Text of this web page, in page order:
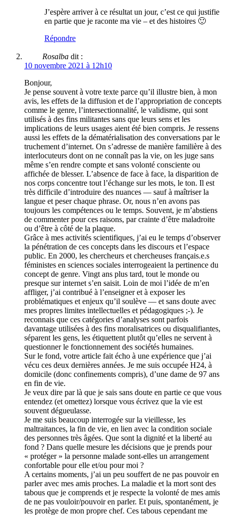
J’espère arriver à ce résultat un jour, c’est ce qui justifie
en partie que je raconte ma vie – et des histoires 🙂
Répondre
Rosalba dit :
10 novembre 2021 à 12h10
Bonjour,
Je pense souvent à votre texte parce qu’il illustre bien, à mon
avis, les effets de la diffusion et de l’appropriation de concepts
comme le genre, l’intersectionnalité, le validisme, qui sont
utilisés à des fins militantes sans que leurs sens et les
implications de leurs usages aient été bien compris. Je ressens
aussi les effets de la dématérialisation des conversations par le
truchement d’internet. On s’adresse de manière familière à des
interlocuteurs dont on ne connaît pas la vie, on les juge sans
même s’en rendre compte et sans volonté consciente ou
affichée de blesser. L’absence de face à face, la disparition de
nos corps concentre tout l’échange sur les mots, le ton. Il est
très difficile d’introduire des nuances — sauf à maîtriser la
langue et peser chaque phrase. Or, nous n’en avons pas
toujours les compétences ou le temps. Souvent, je m’abstiens
de commenter pour ces raisons, par crainte d’être maladroite
ou d’être à côté de la plaque.
Grâce à mes activités scientifiques, j’ai eu le temps d’observer
la pénétration de ces concepts dans les discours et l’espace
public. En 2000, les chercheurs et chercheuses français.e.s
féministes en sciences sociales interrogeaient la pertinence du
concept de genre. Vingt ans plus tard, tout le monde ou
presque sur internet s’en saisit. Loin de moi l’idée de m’en
affliger, j’ai contribué à l’enseigner et à exposer les
problématiques et enjeux qu’il soulève — et sans doute avec
mes propres limites intellectuelles et pédagogiques ;-). Je
reconnais que ces catégories d’analyses sont parfois
davantage utilisées à des fins moralisatrices ou disqualifiantes,
séparent les gens, les étiquettent plutôt qu’elles ne servent à
questionner le fonctionnement des sociétés humaines.
Sur le fond, votre article fait écho à une expérience que j’ai
vécu ces deux dernières années. Je me suis occupée H24, à
domicile (donc confinements compris), d’une dame de 97 ans
en fin de vie.
Je veux dire par là que je sais sans doute en partie ce que vous
entendez (et omettez) lorsque vous écrivez que la vie est
souvent dégueulasse.
Je me suis beaucoup interrogée sur la vieillesse, les
maltraitances, la fin de vie, en lien avec la condition sociale
des personnes très âgées. Que sont la dignité et la liberté au
fond ? Dans quelle mesure les décisions que je prends pour
« protéger » la personne malade sont-elles un arrangement
confortable pour elle et/ou pour moi ?
A certains moments, j’ai un peu souffert de ne pas pouvoir en
parler avec mes amis proches. La maladie et la mort sont des
tabous que je comprends et je respecte la volonté de mes amis
de ne pas vouloir/pouvoir en parler. Et puis, spontanément, je
les protège de mon propre chef. Ces tabous cependant me